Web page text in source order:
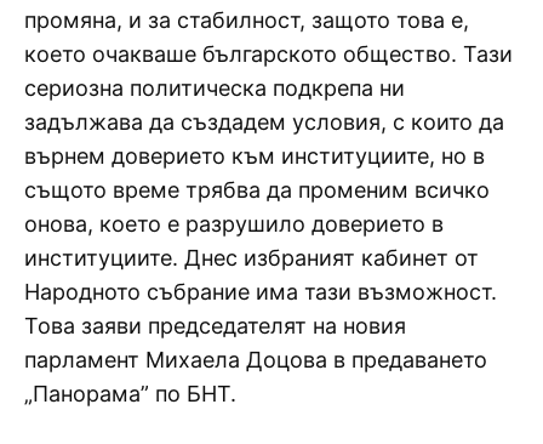
промяна, и за стабилност, защото това е,
което очакваше българското общество. Тази
сериозна политическа подкрепа ни
задължава да създадем условия, с които да
върнем доверието към институциите, но в
същото време трябва да променим всичко
онова, което е разрушило доверието в
институциите. Днес избраният кабинет от
Народното събрание има тази възможност.
Това заяви председателят на новия
парламент Михаела Доцова в предаването
„Панорама” по БНТ.